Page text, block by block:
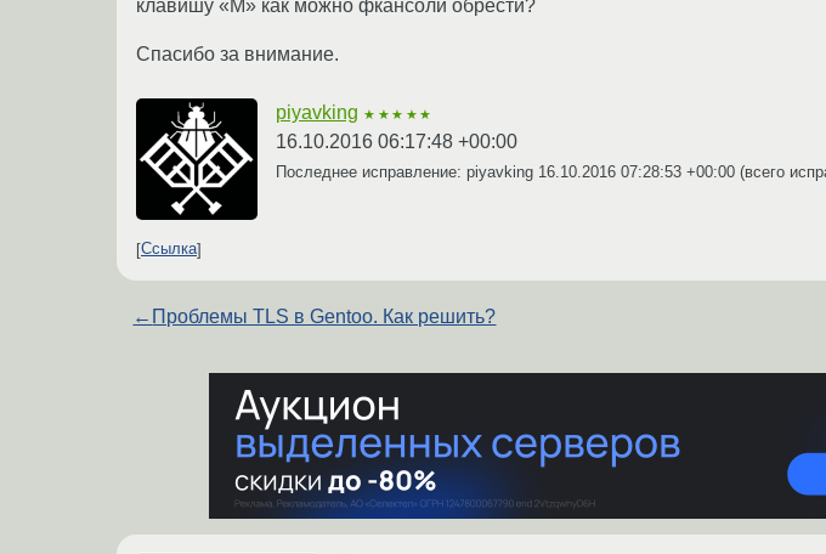
клавишу «M» как можно фкансоли обрести?
Спасибо за внимание.
piyavking ★★★★★
16.10.2016 06:17:48 +00:00
Последнее исправление: piyavking 16.10.2016 07:28:53 +00:00 (всего
Ссылка
← Проблемы TLS в Gentoo. Как решить?